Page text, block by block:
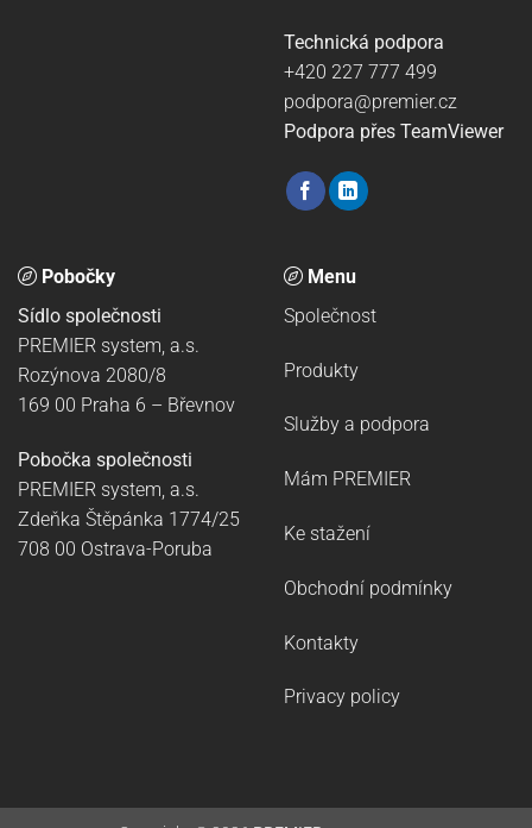
Technická podpora
+420 227 777 499
podpora@premier.cz
Podpora přes TeamViewer
Pobočky
Sídlo společnosti
PREMIER system, a.s.
Rozýnova 2080/8
169 00 Praha 6 – Břevnov
Pobočka společnosti
PREMIER system, a.s.
Zdeňka Štěpánka 1774/25
708 00 Ostrava-Poruba
Menu
Společnost
Produkty
Služby a podpora
Mám PREMIER
Ke stažení
Obchodní podmínky
Kontakty
Privacy policy